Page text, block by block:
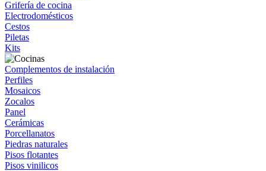
Grifería de cocina
Electrodomésticos
Cestos
Piletas
Kits
Complementos de instalación
Perfiles
Mosaicos
Zocalos
Panel
Cerámicas
Porcellanatos
Piedras naturales
Pisos flotantes
Pisos vinilicos